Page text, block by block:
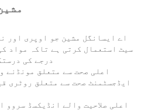
اے ایس
سیٹ استعمال کرتی ہے تاکہ مواد
درجے کی
اعلی صحت سے متعلق مونڈنے
ایڈجسٹمنٹ صحت سے متعلق روٹری
اعلی صلاحیت والے انڈیکسڈ سروو